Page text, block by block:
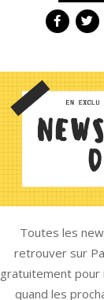
Toutes les
retrouver sur
gratuitement pour
quand les